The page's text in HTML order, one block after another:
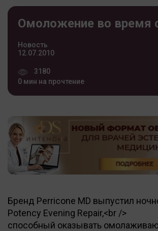
Омоложение во время
Новость
12.07.2010
3180
0 мин на прочтение
Бренд Perricone MD выпустил
Potency Evening Repair,<br />
способный оказывать